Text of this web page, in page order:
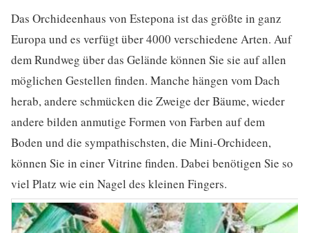
Das Orchideenhaus von Estepona ist das größte in ganz
Europa und es verfügt über 4000 verschiedene Arten. Auf
dem Rundweg über das Gelände können Sie sie auf allen
möglichen Gestellen finden. Manche hängen vom Dach
herab, andere schmücken die Zweige der Bäume, wieder
andere bilden anmutige Formen von Farben auf dem
Boden und die sympathischsten, die Mini-Orchideen,
können Sie in einer Vitrine finden. Dabei benötigen Sie so
viel Platz wie ein Nagel des kleinen Fingers.